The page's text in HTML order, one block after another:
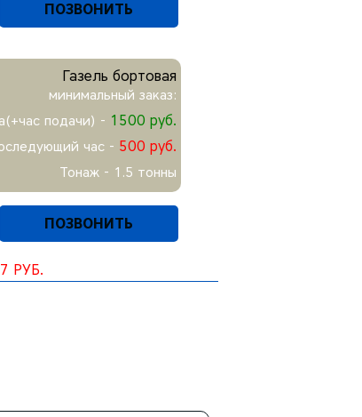
ПОЗВОНИТЬ
Газель бортовая
минимальный заказ:
подачи) - 1500 руб.
час - 500 руб.
Тонаж - 1.5 тонны
ПОЗВОНИТЬ
РУБ.